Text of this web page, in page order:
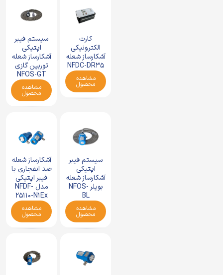
کارت
الکترونیکی
آشکارساز شعله
NFDC-DR35
مشاهده
محصول
سیستم فیبر
اپتیکی
آشکارساز شعله
توربین گازی
NFOS-GT
مشاهده
محصول
سیستم فیبر
اپتیکی
آشکارساز شعله
بویلر NFOS-
BL
مشاهده
محصول
آشکارساز شعله
ضد انفجاری با
فیبر اپتیکی
مدل NFDF-
25110-N1Ex
مشاهده
محصول